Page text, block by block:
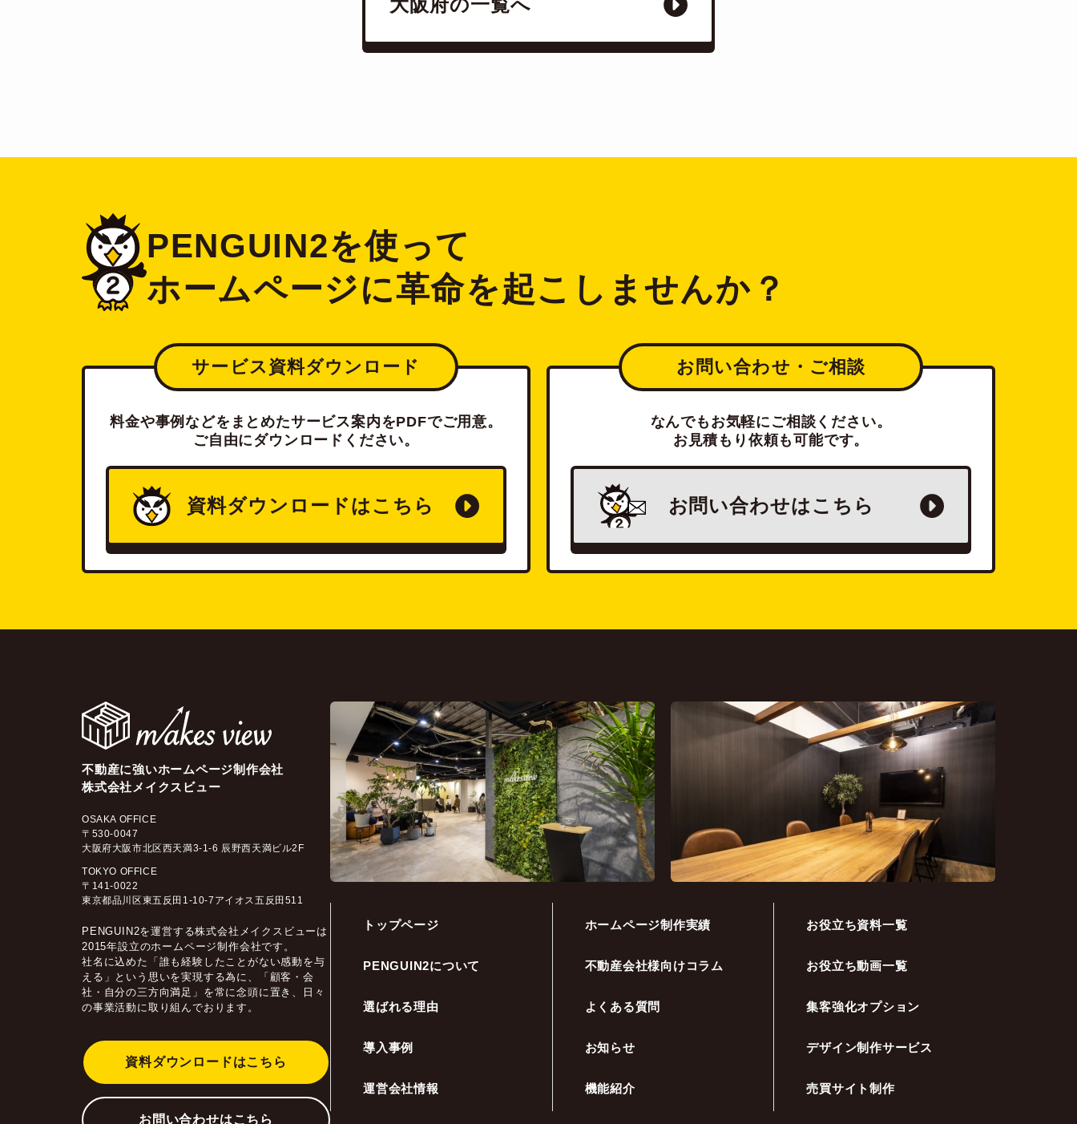
大阪府の一覧へ
PENGUIN2を使って
ホームページに革命を起こしませんか？
サービス資料ダウンロード
料金や事例などをまとめたサービス案内をPDFでご用意。
ご自由にダウンロードください。
資料ダウンロードはこちら
お問い合わせ・ご相談
なんでもお気軽にご相談ください。
お見積もり依頼も可能です。
お問い合わせはこちら
不動産に強いホームページ制作会社
株式会社メイクスビュー
OSAKA OFFICE
〒530-0047
大阪府大阪市北区西天満3-1-6 辰野西天満ビル2F
TOKYO OFFICE
〒141-0022
東京都品川区東五反田1-10-7アイオス五反田511
PENGUIN2を運営する株式会社メイクスビューは
2015年設立のホームページ制作会社です。
社名に込めた「誰も経験したことがない感動を与
える」という思いを実現する為に、「顧客・会
社・自分の三方向満足」を常に念頭に置き、日々
の事業活動に取り組んでおります。
資料ダウンロードはこちら
お問い合わせはこちら
トップページ
PENGUIN2について
選ばれる理由
導入事例
運営会社情報
ホームページ制作実績
不動産会社様向けコラム
よくある質問
お知らせ
機能紹介
お役立ち資料一覧
お役立ち動画一覧
集客強化オプション
デザイン制作サービス
売買サイト制作